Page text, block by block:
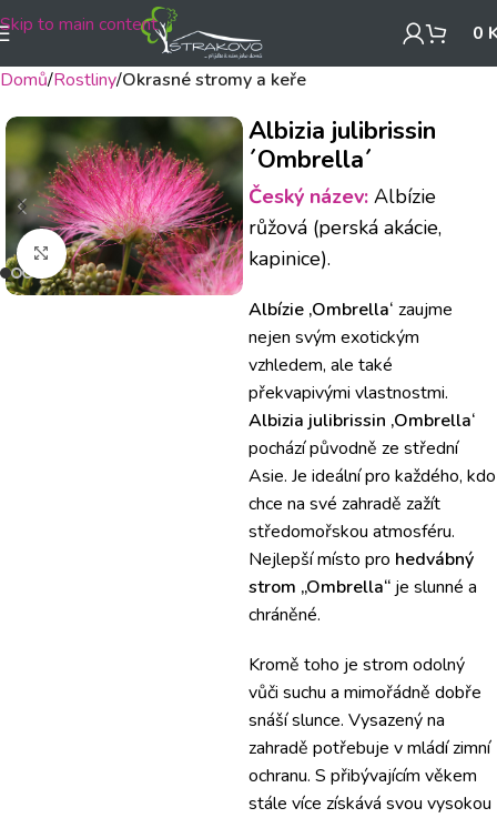
Skip to main content 0
Domů Rostliny Okrasné stromy a keře
Klikněte pro zvětšení
Albizia julibrissin
´Ombrella´
Český název: Albízie
růžová (perská akácie,
kapinice).
Albízie ‚Ombrella‘ zaujme
nejen svým exotickým
vzhledem, ale také
překvapivými vlastnostmi.
Albizia julibrissin ‚Ombrella‘
pochází původně ze střední
Asie. Je ideální pro každého, kdo
chce na své zahradě zažít
středomořskou atmosféru.
Nejlepší místo pro hedvábný
strom „Ombrella“ je slunné a
chráněné.
Kromě toho je strom odolný
vůči suchu a mimořádně dobře
snáší slunce. Vysazený na
zahradě potřebuje v mládí zimní
ochranu. S přibývajícím věkem
stále více získává svou vysokou